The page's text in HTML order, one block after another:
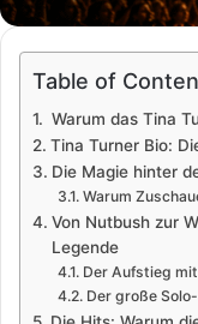
Table of
Warum das Tina
Tina Turner Bio:
Die Magie hinter
Warum
Von Nutbush zur
Legende
Der Aufstieg
Der große